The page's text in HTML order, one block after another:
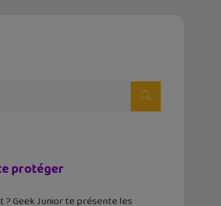
protéger
Geek Junior te présente les